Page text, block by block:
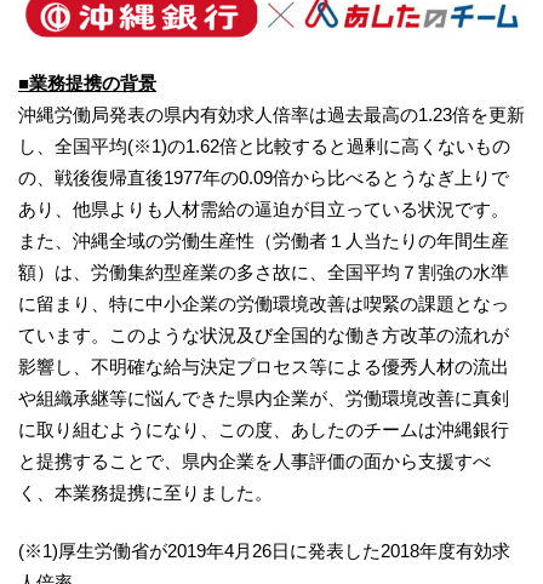
■業務提携の背景
沖縄労働局発表の県内有効求人倍率は過去最高の1.23倍を更新
し、全国平均(※1)の1.62倍と比較すると過剰に高くないもの
の、戦後復帰直後1977年の0.09倍から比べるとうなぎ上りで
あり、他県よりも人材需給の逼迫が目立っている状況です。
また、沖縄全域の労働生産性（労働者１人当たりの年間生産
額）は、労働集約型産業の多さ故に、全国平均７割強の水準
に留まり、特に中小企業の労働環境改善は喫緊の課題となっ
ています。このような状況及び全国的な働き方改革の流れが
影響し、不明確な給与決定プロセス等による優秀人材の流出
や組織承継等に悩んできた県内企業が、労働環境改善に真剣
に取り組むようになり、この度、あしたのチームは沖縄銀行
と提携することで、県内企業を人事評価の面から支援すべ
く、本業務提携に至りました。
(※1)厚生労働省が2019年4月26日に発表した2018年度有効求